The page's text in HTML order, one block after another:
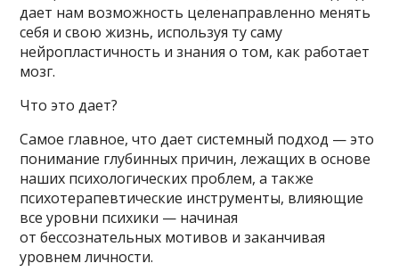
дает нам возможность целенаправленно менять
себя и свою жизнь, используя ту саму
нейропластичность и знания о том, как работает
мозг.
Что это дает?
Самое главное, что дает системный подход — это
понимание глубинных причин, лежащих в основе
наших психологических проблем, а также
психотерапевтические инструменты, влияющие
все уровни психики — начиная
от бессознательных мотивов и заканчивая
уровнем личности.